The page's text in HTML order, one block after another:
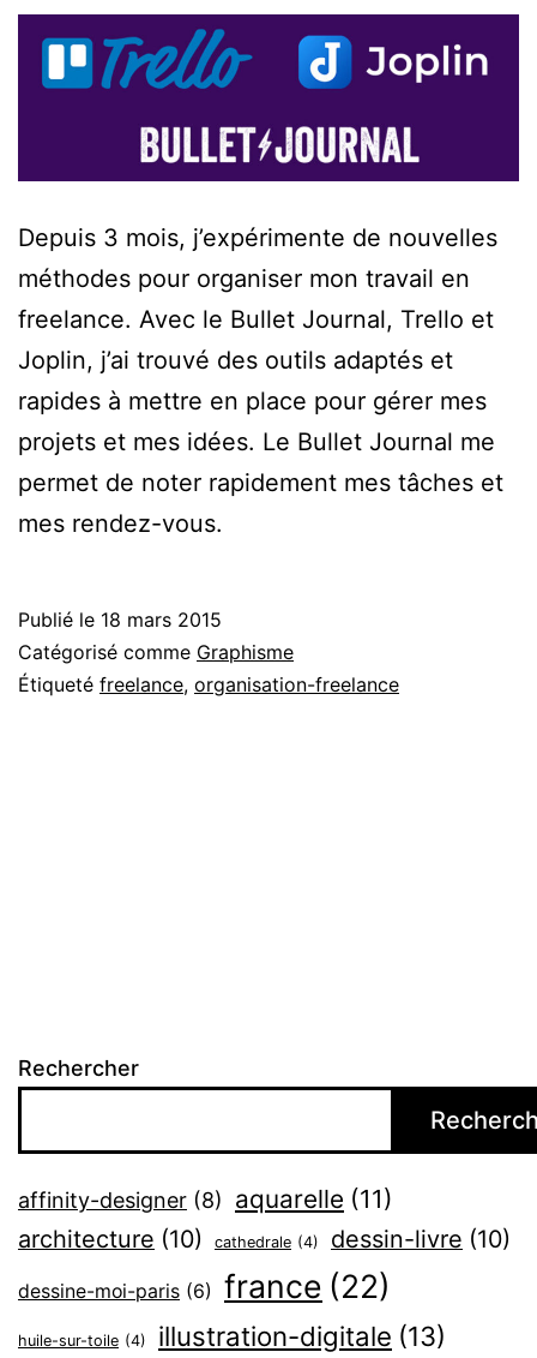
Depuis 3 mois, j’expérimente de nouvelles
méthodes pour organiser mon travail en
freelance. Avec le Bullet Journal, Trello et
Joplin, j’ai trouvé des outils adaptés et
rapides à mettre en place pour gérer mes
projets et mes idées. Le Bullet Journal me
permet de noter rapidement mes tâches et
mes rendez-vous.
Publié le 18 mars 2015
Catégorisé comme Graphisme
Étiqueté freelance, organisation-freelance
Rechercher
affinity-designer (8) aquarelle (11)
architecture (10) cathedrale (4) dessin-livre (10)
dessine-moi-paris (6) france (22)
huile-sur-toile (4) illustration-digitale (13)